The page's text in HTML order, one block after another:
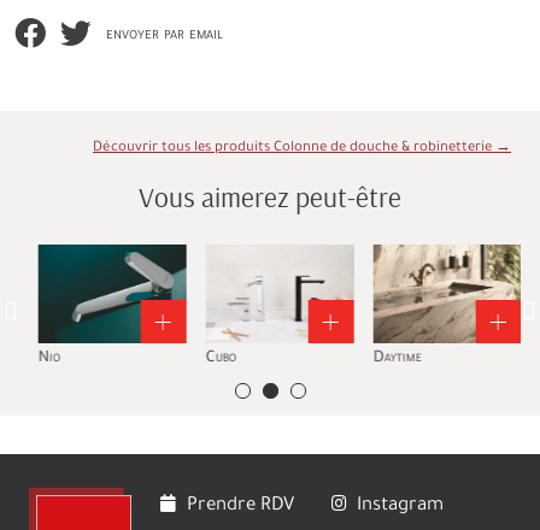
envoyer par email
Découvrir tous les produits Colonne de douche & robinetterie →
Vous aimerez peut-être
Nio Cubo Daytime
Prendre RDV Instagram